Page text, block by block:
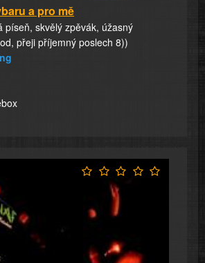
a pro mě
píseň, skvělý zpěvák, úžasný
přeji příjemný poslech 8))